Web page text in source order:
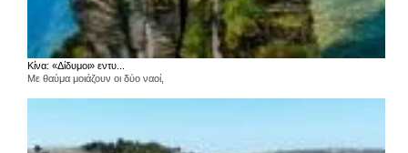
Κίνα: «Δίδυμοι» εντυ...
Με θαύμα μοιάζουν οι δύο ναοί,